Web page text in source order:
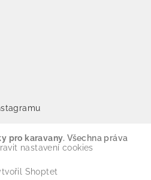
pro karavany. Všechna práva
nastavení cookies
Shoptet